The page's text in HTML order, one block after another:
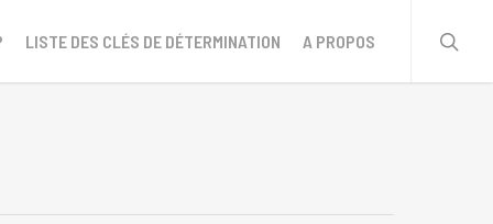
LISTE DES CLÉS DE DÉTERMINATION A PROPOS